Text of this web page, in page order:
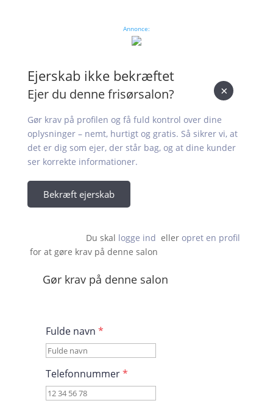
Annonce:
Ejerskab ikke bekræftet
Ejer du denne frisørsalon?
Gør krav på profilen og få fuld kontrol over dine
oplysninger – nemt, hurtigt og gratis. Så sikrer vi, at
det er dig som ejer, der står bag, og at dine kunder
ser korrekte informationer.
Bekræft ejerskab
Du skal logge ind eller opret en profil
for at gøre krav på denne salon
Gør krav på denne salon
×
Fulde navn *
Telefonnummer*